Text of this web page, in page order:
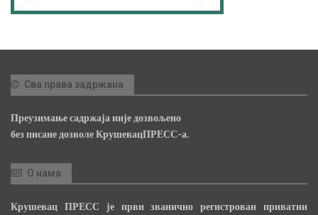
Сва права задржана
Преузимање садржаја није дозвољено
без писане дозволе КрушевацПРЕСС-а.
О нама
Крушевац ПРЕСС је први званично регистрован приватни